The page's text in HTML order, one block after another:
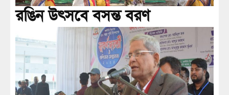
রঙিন উৎসবে বসন্ত বরণ